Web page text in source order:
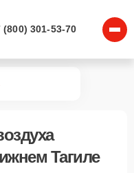
(800) 301-53-70
Тагиле